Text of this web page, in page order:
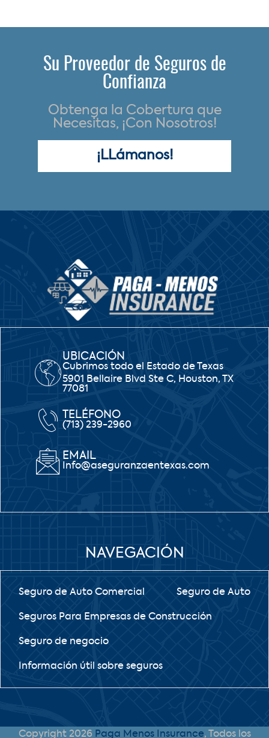
Su Proveedor de Seguros de
Confianza
Obtenga la Cobertura que
Necesitas, ¡Con Nosotros!
¡LLámanos!
UBICACIÓN
Cubrimos todo el Estado de Texas
5901 Bellaire Blvd Ste C, Houston, TX
77081
TELÉFONO
(713) 239-2960
EMAIL
Info@aseguranzaentexas.com
NAVEGACIÓN
Seguro de Auto Comercial Seguro de Auto
Seguros Para Empresas de Construcción
Seguro de negocio
Información útil sobre seguros
Copyright 2026 Paga Menos Insurance, Todos los